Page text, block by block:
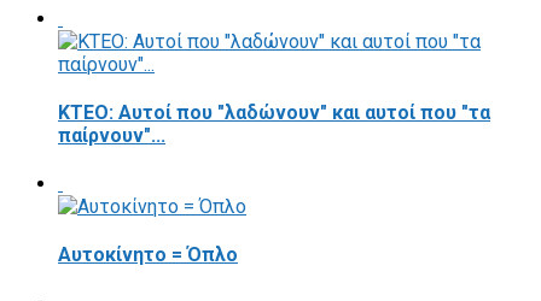
ΚΤΕΟ: Αυτοί που "λαδώνουν" και αυτοί που "τα
παίρνουν"...
Αυτοκίνητο = Όπλο